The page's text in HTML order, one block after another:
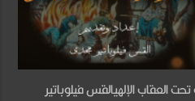
العقاب الإلهيالقس فيلوباتير